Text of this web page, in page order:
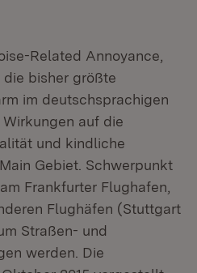
Related Annoyance,
bisher größte
im deutschsprachigen
auf die
und kindliche
Gebiet. Schwerpunkt
Frankfurter Flughafen,
Flughäfen (Stuttgart
Straßen- und
werden. Die